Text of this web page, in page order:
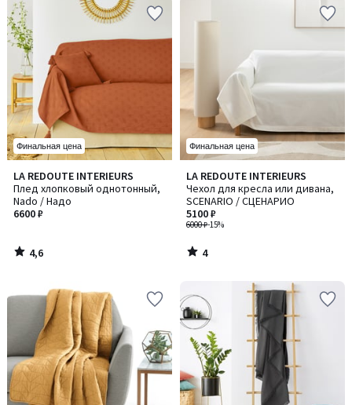
Финальная цена
LA REDOUTE INTERIEURS
Плед хлопковый однотонный,
Nado / Надо
6600 ₽
4,6
/ 5
4,6
/
Финальная цена
LA REDOUTE INTERIEURS
Чехол для кресла или дивана,
SCENARIO / СЦЕНАРИО
6000 ₽-15%
5100 ₽
4
/
5
4
/